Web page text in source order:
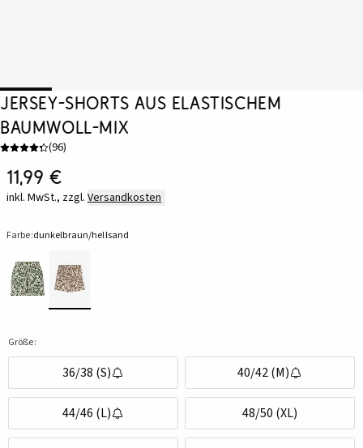
Jersey-Shorts aus elastischem
Baumwoll-Mix
(96)
11,99 €
inkl. MwSt., zzgl. Versandkosten
Farbe:dunkelbraun/hellsand
Größe:
36/38 (S) 40/42 (M)
44/46 (L) 48/50 (XL)